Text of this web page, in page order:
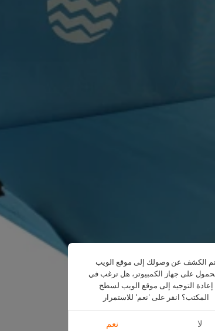
الكشف عن وصولك إلى موقع الويب
على جهاز الكمبيوتر، هل ترغب في
إعادة التوجيه إلى موقع الويب لسطح
المكتب؟ انقر على 'نعم' للاستمرار
لا نعم